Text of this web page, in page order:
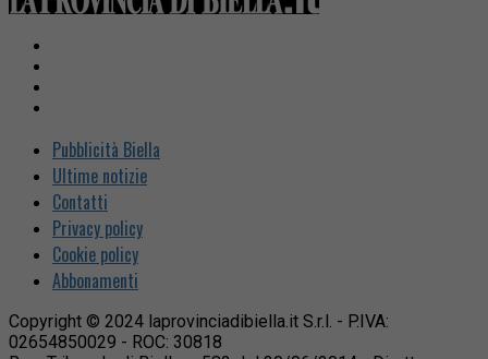
Pubblicità Biella
Ultime notizie
Contatti
Privacy policy
Cookie policy
Abbonamenti
Copyright © 2024 laprovinciadibiella.it S.r.l. - P.IVA:
02654850029 - ROC: 30818